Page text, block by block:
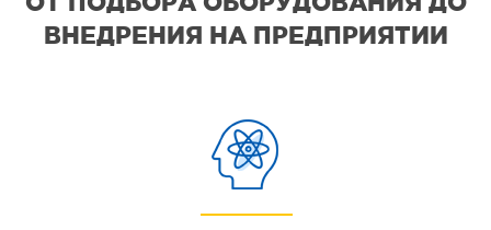
ВНЕДРЕНИЯ НА ПРЕДПРИЯТИИ